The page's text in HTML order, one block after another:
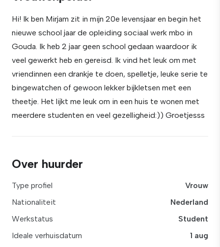
Hi! Ik ben Mirjam zit in mijn 20e levensjaar en begin het
nieuwe school jaar de opleiding sociaal werk mbo in
Gouda. Ik heb 2 jaar geen school gedaan waardoor ik
veel gewerkt heb en gereisd. Ik vind het leuk om met
vriendinnen een drankje te doen, spelletje, leuke serie te
bingewatchen of gewoon lekker bijkletsen met een
theetje. Het lijkt me leuk om in een huis te wonen met
meerdere studenten en veel gezelligheid:)) Groetjesss
Over huurder
Type profiel
Vrouw
Nationaliteit
Nederland
Werkstatus
Student
Ideale verhuisdatum
1 aug